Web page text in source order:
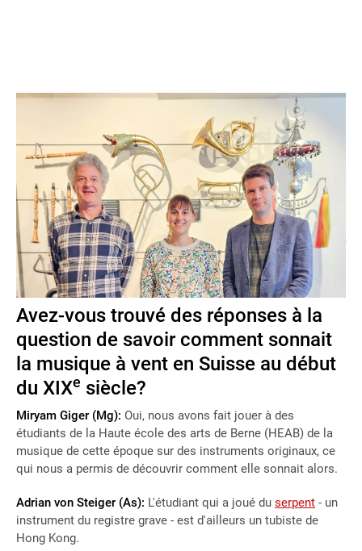
L'article sur le projet de recherche
«La musique à vent en
Suisse il y a 200 ans»de la HEAB est paru dans «unisono» il
y a environ un an et demi. A mi-parcours, il a fourni ses
premiers résultats. «unisono» a rendu visite à l'équipe de
recherche - Miryam Giger, Yannick Wey et Adrian von Steiger
- au Musée sonore de Berne. Les découvertes sont pour le
moins surpenantes.
Avez-vous trouvé des réponses à la
question de savoir comment sonnait
la musique à vent en Suisse au début
du XIXe siècle?
Miryam Giger (Mg): Oui, nous avons fait jouer à des
étudiants de la Haute école des arts de Berne (HEAB) de la
musique de cette époque sur des instruments originaux, ce
qui nous a permis de découvrir comment elle sonnait alors.
Adrian von Steiger (As): L'étudiant qui a joué du serpent - un
instrument du registre grave - est d'ailleurs un tubiste de
Hong Kong.